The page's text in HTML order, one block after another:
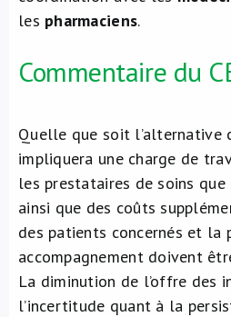
les pharmaciens.
Commentaire du
Quelle que soit l’alternative
impliquera une charge de
les prestataires de soins
ainsi que des coûts
des patients concernés et
accompagnement doivent
La diminution de l’offre des
l’incertitude quant à la